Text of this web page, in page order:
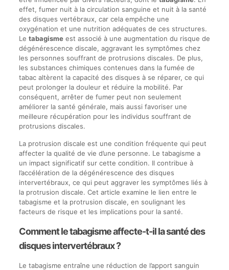
effet, fumer nuit à la circulation sanguine et nuit à la santé
des disques vertébraux, car cela empêche une
oxygénation et une nutrition adéquates de ces structures.
Le tabagismeest associé à une augmentation du risque de
dégénérescence discale, aggravant les symptômes chez
les personnes souffrant de protrusions discales. De plus,
les substances chimiques contenues dans la fumée de
tabac altèrent la capacité des disques à se réparer, ce qui
peut prolonger la douleur et réduire la mobilité. Par
conséquent, arrêter de fumer peut non seulement
améliorer la santé générale, mais aussi favoriser une
meilleure récupération pour les individus souffrant de
protrusions discales.
La protrusion discale est une condition fréquente qui peut
affecter la qualité de vie d’une personne. Le tabagisme a
un impact significatif sur cette condition. Il contribue à
l’accélération de la dégénérescence des disques
intervertébraux, ce qui peut aggraver les symptômes liés à
la protrusion discale. Cet article examine le lien entre le
tabagisme et la protrusion discale, en soulignant les
facteurs de risque et les implications pour la santé.
Comment le tabagisme affecte-t-il la santé des
disques intervertébraux ?
Le tabagisme entraîne une réduction de l’apport sanguin